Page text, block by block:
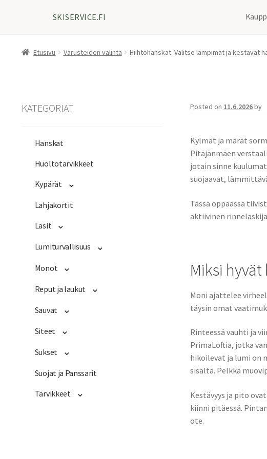
SKISERVICE.FI
Etusivu Varusteiden valinta Hiihtohanskat: Valitse lämpimät ja kestävät
Posted on 11.6.2026by
Kylmät ja märät
Pitäjänmäen
jotain sinne
suojaavat,
Tässä oppaassa
aktiivinen
Miksi
Moni ajattelee
täysin omat
Rinteessä vauhti ja
PrimaLoftia, jotka
hikoilevat ja lumi on
sisältä. Pelkkä
Kestävyys ja pito
kiinni pitäessä.
ote.
KATEGORIAT
Hanskat
Huoltotarvikkeet
Kypärät
Lahjakortit
Lasit
Lumiturvallisuus
Monot
Reput ja laukut
Sauvat
Siteet
Sukset
Suojat ja Panssarit
Tarvikkeet